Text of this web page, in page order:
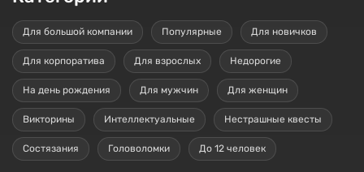
Для большой компании Популярные Для новичков
Для корпоратива Для взрослых Недорогие
На день рождения Для мужчин Для женщин
Викторины Интеллектуальные Нестрашные квесты
Состязания Головоломки До 12 человек